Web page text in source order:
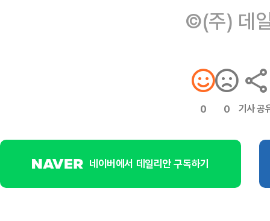
©(주) 데
0 0 기사 공
네이버에서 데일리안 구독하기